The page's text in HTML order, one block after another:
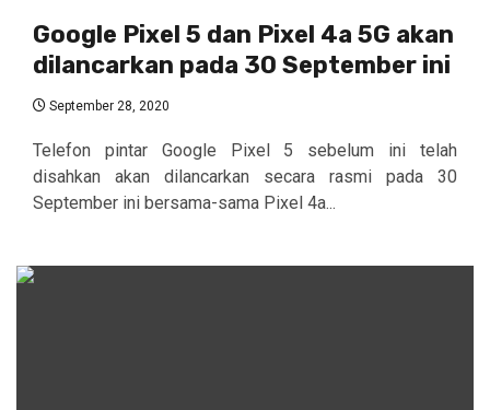
Google Pixel 5 dan Pixel 4a 5G akan
dilancarkan pada 30 September ini
September 28, 2020
Telefon pintar Google Pixel 5 sebelum ini telah
disahkan akan dilancarkan secara rasmi pada 30
September ini bersama-sama Pixel 4a...